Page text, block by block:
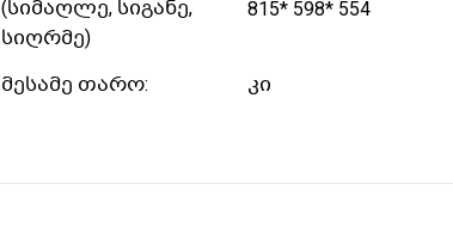
(სიმაღლე, სიგანე,
სიღრმე)
815* 598* 554
მესამე თარო: კი